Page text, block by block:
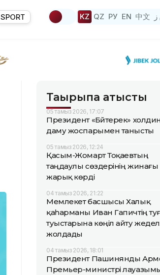
SPORT KZ QZ РУ EN 中文
Тақырыпқа қатысты
05 тамыз 2026, 17:07
Президент «Бәйтерек»
даму жоспарымен танысты
05 тамыз 2026, 12:24
Қасым-Жомарт Тоқаевтың
таңдаулы сөздерінің жинағы
жарық көрді
04 тамыз 2026, 21:22
Мемлекет басшысы Халық
қаһарманы Иван Гапичтің
туыстарына көңіл айту
жолдады
04 тамыз 2026, 18:01
Президент Пашинянды
Премьер-министрі